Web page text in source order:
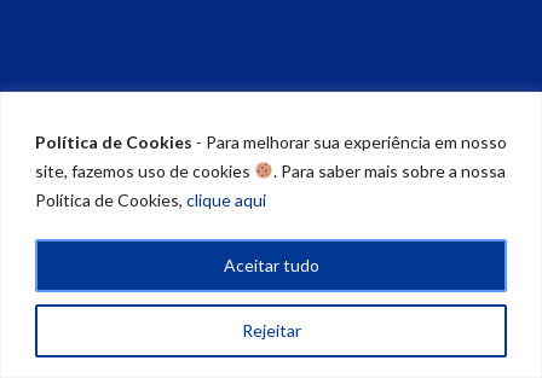
Política de Cookies - Para melhorar sua experiência em nosso
site, fazemos uso de cookies
. Para saber mais sobre a nossa
Política de Cookies, clique aqui
Rejeitar
Aceitar tudo